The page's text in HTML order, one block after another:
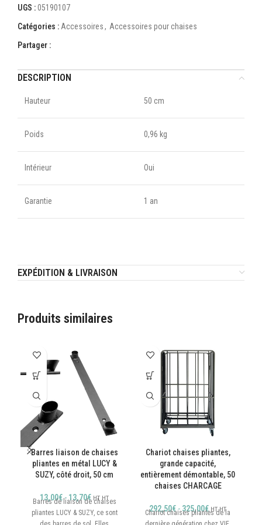
UGS :05190107
Catégories : Accessoires, Accessoires pour chaises
Partager :
DESCRIPTION
Hauteur 50 cm
Poids 0,96 kg
Intérieur Oui
Garantie 1 an
EXPÉDITION & LIVRAISON
Produits similaires
Barres liaison de chaises
pliantes en métal LUCY &
SUZY, côté droit, 50 cm
13,00€- 13,70€ HT HT
Barres de liaison de chaises
pliantes LUCY & SUZY, ce sont
Chariot chaises pliantes,
grande capacité,
entièrement démontable, 50
chaises CHARCAGE
292,50€- 325,00€ HT HT
Chariot chaises pliantes de la